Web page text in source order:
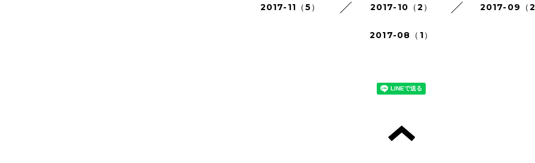
2017-11（5） 2017-10（2） 2017-09（2
2017-08（1）